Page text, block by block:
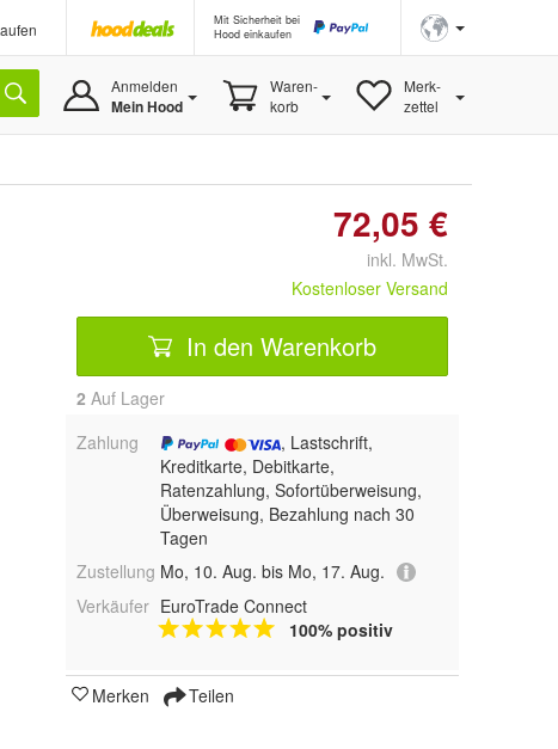
Mit Sicherheit bei
Hood einkaufen
Anmelden
Mein Hood
Waren-
korb
Merk-
zettel
72,05 €
inkl. MwSt.
Kostenloser Versand
In den Warenkorb
2 Auf Lager
Zahlung
, Lastschrift,
Kreditkarte, Debitkarte,
Ratenzahlung, Sofortüberweisung,
Überweisung, Bezahlung nach 30
Tagen
Zustellung Mo, 10. Aug. bis Mo, 17. Aug.
Verkäufer EuroTrade Connect
100% positiv
Merken Teilen